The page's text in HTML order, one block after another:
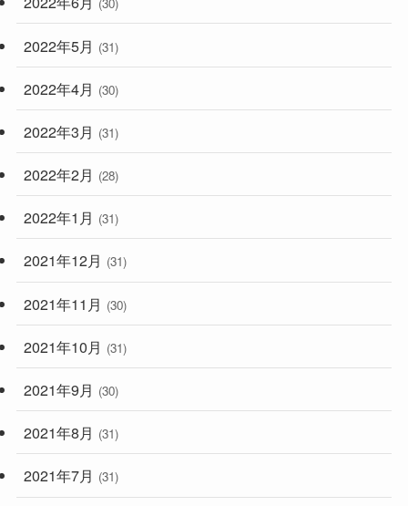
(30)
2022年5月 (31)
2022年4月 (30)
2022年3月 (31)
2022年2月 (28)
2022年1月 (31)
2021年12月 (31)
2021年11月 (30)
2021年10月 (31)
2021年9月 (30)
2021年8月 (31)
2021年7月 (31)